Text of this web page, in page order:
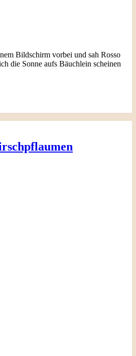
Bildschirm vorbei und sah Rosso
die Sonne aufs Bäuchlein scheinen